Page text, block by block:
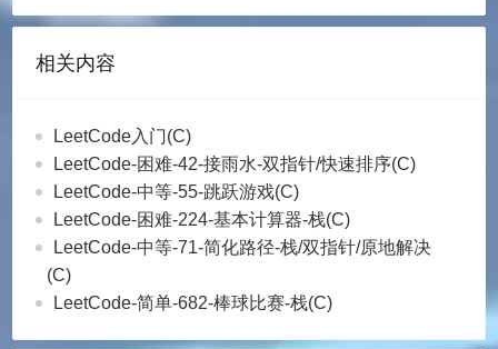
相关内容
LeetCode入门(C)
LeetCode-困难-42-接雨水-双指针/快速排序(C)
LeetCode-中等-55-跳跃游戏(C)
LeetCode-困难-224-基本计算器-栈(C)
LeetCode-中等-71-简化路径-栈/双指针/原地解决
(C)
LeetCode-简单-682-棒球比赛-栈(C)